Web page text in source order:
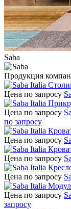
Saba
Продукция
Цена по запросу
Цена по запросу
по запросу
Цена по запросу
Цена по запросу
Цена по запросу
Цена по запросу
запросу